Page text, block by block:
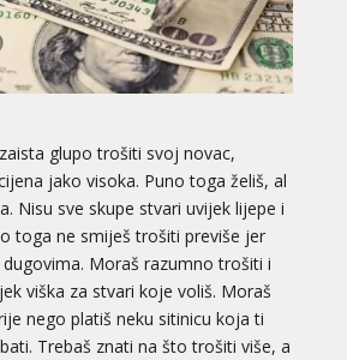
glupo trošiti svoj novac,
jako visoka. Puno toga želiš, al
Nisu sve skupe stvari uvijek lijepe i
toga ne smiješ trošiti previše jer
Moraš razumno trošiti i
viška za stvari koje voliš. Moraš
nego platiš neku sitinicu koja ti
Trebaš znati na što trošiti više, a